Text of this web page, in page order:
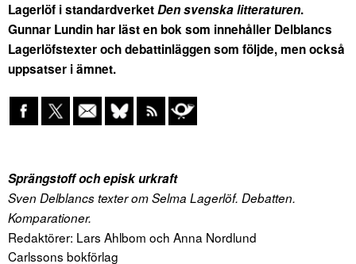
Lagerlöf i standardverketDen svenska litteraturen.
Gunnar Lundin har läst en bok som innehåller Delblancs
Lagerlöfstexter och debattinläggen som följde, men också
uppsatser i ämnet.
Sprängstoff och episk urkraft
Sven Delblancs texter om Selma Lagerlöf. Debatten.
Komparationer.
Redaktörer: Lars Ahlbom och Anna Nordlund
Carlssons bokförlag